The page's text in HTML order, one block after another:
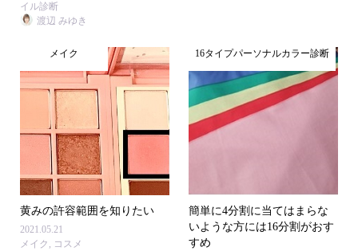
イル診断
渡辺 みゆき
メイク
黄みの許容範囲を知りたい
2021.05.21
メイク , コスメ
16タイプパーソナルカラー診断
簡単に4分割に当てはまらな
いような方には16分割がおす
すめ